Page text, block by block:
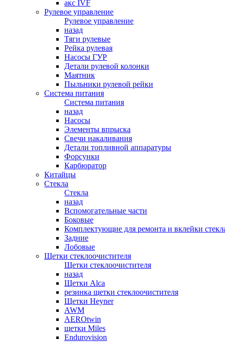
акс IVF
Рулевое управление
Рулевое управление
назад
Тяги рулевые
Рейка рулевая
Насосы ГУР
Детали рулевой колонки
Маятник
Пыльники рулевой рейки
Система питания
Система питания
назад
Насосы
Элементы впрыска
Свечи накаливания
Детали топливной аппаратуры
Форсунки
Карбюратор
Китайцы
Стекла
Стекла
назад
Вспомогательные части
Боковые
Комплектующие для ремонта и вклейки
Задние
Лобовые
Щетки стеклоочистителя
Щетки стеклоочистителя
назад
Щетки Alca
резинка щетки стеклоочистителя
Щетки Heyner
AWM
AEROtwin
щетки Miles
Endurovision